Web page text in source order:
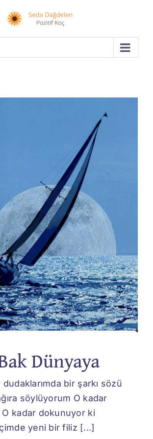
Dünyaya
bir şarkı sözü
söylüyorum O kadar
kadar dokunuyor ki
yeni bir filiz [...]
Ulaşın
mı var? Bize
çekinmeyin.